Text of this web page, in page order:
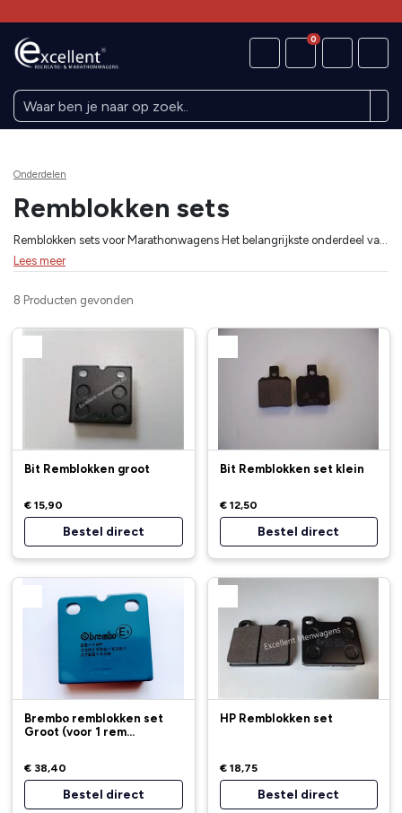
0
Onderdelen
Remblokken sets
Remblokken sets voor Marathonwagens Het belangrijkste onderdeel van je remsysteem zijn de remblokken. Onze Excellent remblokken sets zijn geselecteerd op een hoge wrijvingscoëfficiënt en minimale slijtage, zelfs onder modderige omstandigheden. Of je nu schijfremmen voor of achter hebt, met deze sets vertrouw je op een directe respons en een stille werking. Essentieel voor de veiligheid van je span in elke hindernis. Bekijk ons aanbod en kies voor kwaliteit die de koetsier ontzorgt.
Lees meer
8 Producten gevonden
Bit Remblokken groot
€ 15,90
Bestel direct
Bit Remblokken set klein
€ 12,50
Bestel direct
Brembo remblokken set
Groot (voor 1 rem...
€ 38,40
Bestel direct
HP Remblokken set
€ 18,75
Bestel direct